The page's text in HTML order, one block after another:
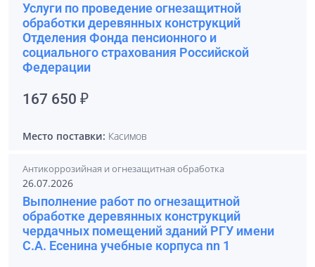
Услуги по проведение огнезащитной
обработки деревянных конструкций
Отделения Фонда пенсионного и
социального страхования Российской
Федерации
167 650 ₽
Место поставки: Касимов
Антикоррозийная и огнезащитная обработка
26.07.2026
Выполнение работ по огнезащитной
обработке деревянных конструкций
чердачных помещений зданий РГУ имени
С.А. Есенина учебные корпуса nn 1